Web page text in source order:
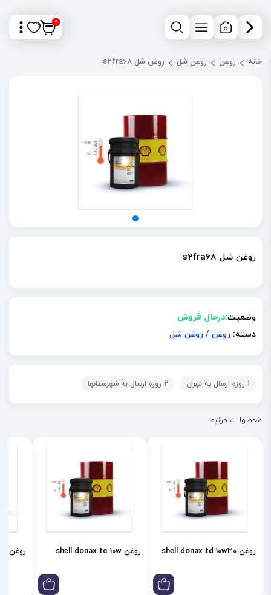
0
خانه روغن روغن شل روغن شل s2fra68
روغن شل s2fra68
وضعیت:درحال فروش
دسته: روغن / روغن شل
1 روزه ارسال به تهران 2 روزه ارسال به شهرستانها
محصولات مرتبط
روغن shell donax td 10w30 روغن shell donax tc 10w روغن shell donax td 85w